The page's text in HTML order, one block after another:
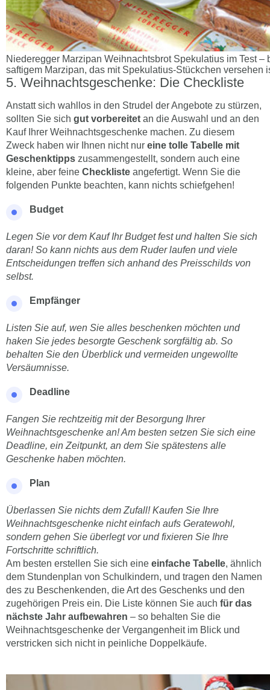
Niederegger Marzipan Weihnachtsbrot Spekulatius im Test –
saftigem Marzipan, das mit Spekulatius-Stückchen versehen
Weihnachtsgeschenke: Die Checkliste
Anstatt sich wahllos in den Strudel der Angebote zu stürzen,
sollten Sie sich gut vorbereitet an die Auswahl und an den
Kauf Ihrer Weihnachtsgeschenke machen. Zu diesem
Zweck haben wir Ihnen nicht nur eine tolle Tabelle mit
Geschenktipps zusammengestellt, sondern auch eine
kleine, aber feine Checkliste angefertigt. Wenn Sie die
folgenden Punkte beachten, kann nichts schiefgehen!
Budget
Legen Sie vor dem Kauf Ihr Budget fest und halten Sie sich
daran! So kann nichts aus dem Ruder laufen und viele
Entscheidungen treffen sich anhand des Preisschilds von
selbst.
Empfänger
Listen Sie auf, wen Sie alles beschenken möchten und
haken Sie jedes besorgte Geschenk sorgfältig ab. So
behalten Sie den Überblick und vermeiden ungewollte
Versäumnisse.
Deadline
Fangen Sie rechtzeitig mit der Besorgung Ihrer
Weihnachtsgeschenke an! Am besten setzen Sie sich eine
Deadline, ein Zeitpunkt, an dem Sie spätestens alle
Geschenke haben möchten.
Plan
Überlassen Sie nichts dem Zufall! Kaufen Sie Ihre
Weihnachtsgeschenke nicht einfach aufs Geratewohl,
sondern gehen Sie überlegt vor und fixieren Sie Ihre
Fortschritte schriftlich.
Am besten erstellen Sie sich eine einfache Tabelle, ähnlich
dem Stundenplan von Schulkindern, und tragen den Namen
des zu Beschenkenden, die Art des Geschenks und den
zugehörigen Preis ein. Die Liste können Sie auch für das
nächste Jahr aufbewahren – so behalten Sie die
Weihnachtsgeschenke der Vergangenheit im Blick und
verstricken sich nicht in peinliche Doppelkäufe.